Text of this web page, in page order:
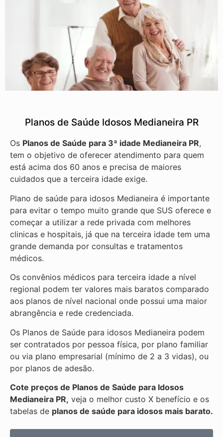
Planos de Saúde Idosos Medianeira PR
Os Planos de Saúde para 3ª idade Medianeira PR,
tem o objetivo de oferecer atendimento para quem
está acima dos 60 anos e precisa de maiores
cuidados que a terceira idade exige.
Plano de saúde para idosos Medianeira é importante
para evitar o tempo muito grande que SUS oferece e
começar a utilizar a rede privada com melhores
clinicas e hospitais, já que na terceira idade tem uma
grande demanda por consultas e tratamentos
médicos.
Os convênios médicos para terceira idade a nível
regional podem ter valores mais baratos comparado
aos planos de nível nacional onde possui uma maior
abrangência e rede credenciada.
Os Planos de Saúde para idosos Medianeira podem
ser contratados por pessoa física, por plano familiar
ou via plano empresarial (mínimo de 2 a 3 vidas), ou
por planos de adesão.
Cote preços de Planos de Saúde para Idosos
Medianeira PR, veja o melhor custo X benefício e os
tabelas de planos de saúde para idosos mais barato.